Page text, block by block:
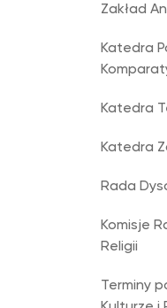
Zakład
Katedra
Katedra
Katedra
Rada
Komisje
Religii
Terminy